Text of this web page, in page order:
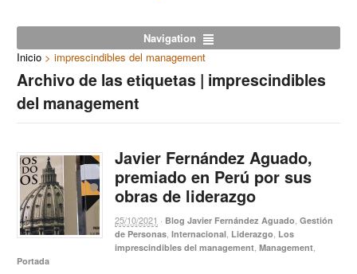
Navigation
Inicio > imprescindibles del management
Archivo de las etiquetas | imprescindibles
del management
Javier Fernández Aguado,
premiado en Perú por sus
obras de liderazgo
25/10/2021 · Blog Javier Fernández Aguado,Gestión
de Personas,Internacional, Liderazgo, Los
imprescindibles del management,Management,
Portada